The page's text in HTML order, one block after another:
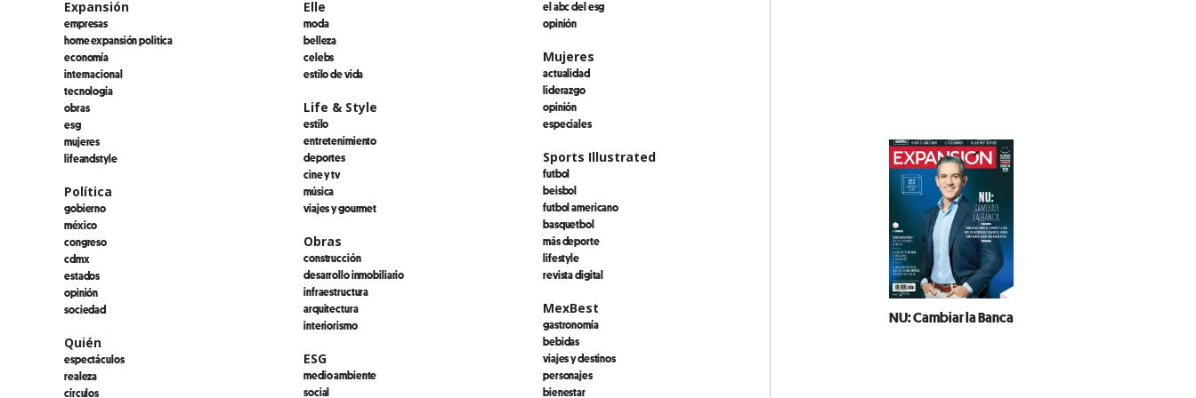
Expansión
empresas
home expansión politica
economía
internacional
tecnología
obras
esg
mujeres
lifeandstyle
Política
gobierno
méxico
congreso
cdmx
estados
opinión
sociedad
Quién
espectáculos
realeza
círculos
Elle
moda
belleza
celebs
estilo de vida
Life & Style
estilo
entretenimiento
deportes
cine y tv
música
viajes y gourmet
Obras
construcción
desarrollo inmobiliario
infraestructura
arquitectura
interiorismo
ESG
medio ambiente
social
el abc del esg
opinión
Mujeres
actualidad
liderazgo
opinión
especiales
Sports Illustrated
futbol
beisbol
futbol americano
basquetbol
más deporte
lifestyle
revista digital
MexBest
gastronomía
bebidas
viajes y destinos
personajes
bienestar
NU: Cambiar la Banca